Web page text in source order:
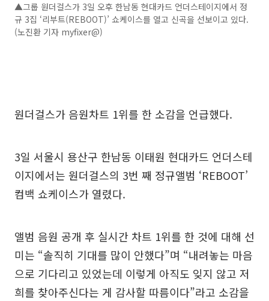
▲그룹 원더걸스가 3일 오후 한남동 현대카드 언더스테이지에서 정
규 3집 ‘리부트(REBOOT)’ 쇼케이스를 열고 신곡을 선보이고 있다.
(노진환 기자 myfixer@)
원더걸스가 음원차트 1위를 한 소감을 언급했다.
3일 서울시 용산구 한남동 이태원 현대카드 언더스테
이지에서는 원더걸스의 3번 째 정규앨범 ‘REBOOT’
컴백 쇼케이스가 열렸다.
앨범 음원 공개 후 실시간 차트 1위를 한 것에 대해 선
미는 “솔직히 기대를 많이 안했다”며 “내려놓는 마음
으로 기다리고 있었는데 이렇게 아직도 잊지 않고 저
희를 찾아주신다는 게 감사할 따름이다”라고 소감을